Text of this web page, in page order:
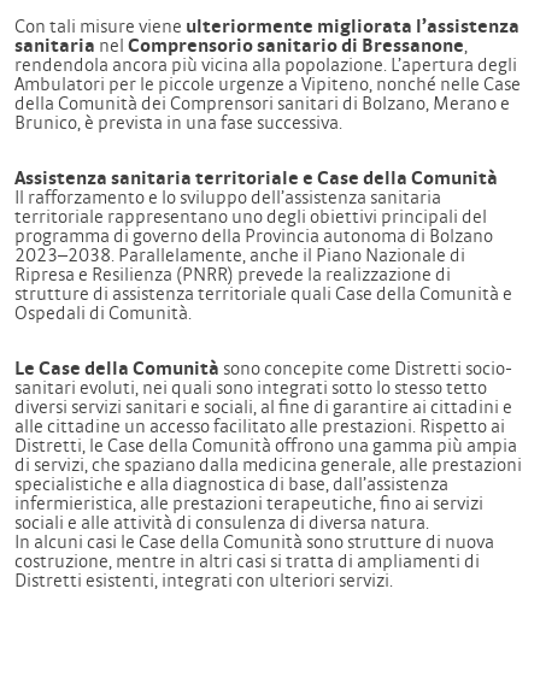
Con tali misure viene ulteriormente migliorata l’assistenza
sanitaria nel Comprensorio sanitario di Bressanone,
rendendola ancora più vicina alla popolazione. L’apertura degli
Ambulatori per le piccole urgenze a Vipiteno, nonché nelle Case
della Comunità dei Comprensori sanitari di Bolzano, Merano e
Brunico, è prevista in una fase successiva.
Assistenza sanitaria territoriale e Case della Comunità
Il rafforzamento e lo sviluppo dell’assistenza sanitaria
territoriale rappresentano uno degli obiettivi principali del
programma di governo della Provincia autonoma di Bolzano
2023–2038. Parallelamente, anche il Piano Nazionale di
Ripresa e Resilienza (PNRR) prevede la realizzazione di
strutture di assistenza territoriale quali Case della Comunità e
Ospedali di Comunità.
Le Case della Comunità sono concepite come Distretti socio-
sanitari evoluti, nei quali sono integrati sotto lo stesso tetto
diversi servizi sanitari e sociali, al fine di garantire ai cittadini e
alle cittadine un accesso facilitato alle prestazioni. Rispetto ai
Distretti, le Case della Comunità offrono una gamma più ampia
di servizi, che spaziano dalla medicina generale, alle prestazioni
specialistiche e alla diagnostica di base, dall’assistenza
infermieristica, alle prestazioni terapeutiche, fino ai servizi
sociali e alle attività di consulenza di diversa natura.
In alcuni casi le Case della Comunità sono strutture di nuova
costruzione, mentre in altri casi si tratta di ampliamenti di
Distretti esistenti, integrati con ulteriori servizi.